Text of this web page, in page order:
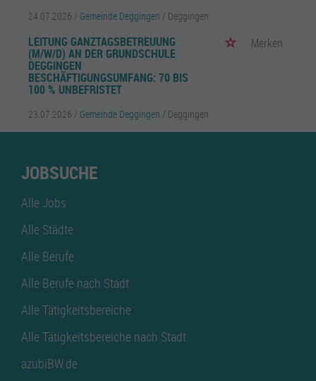
24.07.2026 / Gemeinde Deggingen / Deggingen
LEITUNG GANZTAGSBETREUUNG
(M/W/D) AN DER GRUNDSCHULE
DEGGINGEN
BESCHÄFTIGUNGSUMFANG: 70 BIS
100 % UNBEFRISTET
Merken
23.07.2026 / Gemeinde Deggingen / Deggingen
JOBSUCHE
Alle Jobs
Alle Städte
Alle Berufe
Alle Berufe nach Stadt
Alle Tätigkeitsbereiche
Alle Tätigkeitsbereiche nach Stadt
azubiBW.de